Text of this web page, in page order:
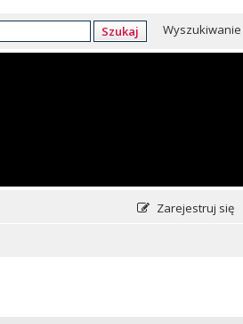
Szukaj
Zarejestruj się